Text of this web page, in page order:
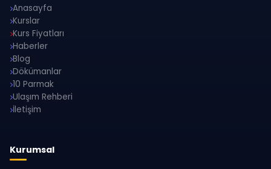
Anasayfa
Kurslar
Kurs Fiyatları
Haberler
Blog
Dökümanlar
10 Parmak
Ulaşım Rehberi
İletişim
Kurumsal